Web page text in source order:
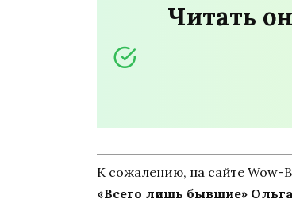
Читать
К сожалению, на сайте Wow-
«Всего лишь бывшие»